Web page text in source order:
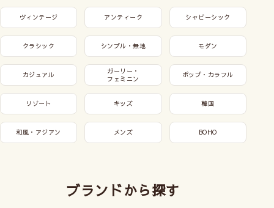
ヴィンテージ アンティーク シャビーシック
クラシック シンプル・無地 モダン
カジュアル
ガーリー・
フェミニン
ポップ・カラフル
リゾート キッズ 韓国
和風・アジアン メンズ BOHO
ブランドから探す